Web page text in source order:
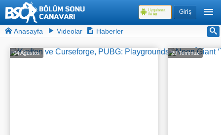
Giriş
Uygulama
ile aç
Anasayfa Videolar Haberler
04 Ağustos 29 Temmuz